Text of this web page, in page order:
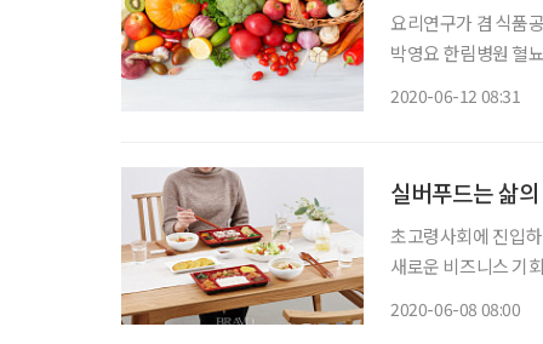
요리연구가 겸 식품
박영요 한림병원 혈
2020-06-12 08:31
실버푸드는 삶
초고령사회에 진입
새로운 비즈니스 기
2020-06-08 08:00